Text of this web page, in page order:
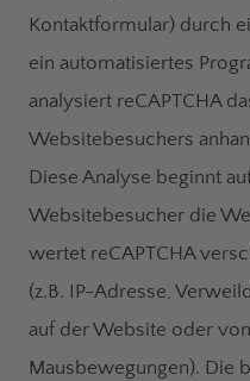
Kontaktformular) durch
ein automatisiertes
analysiert reCAPTCHA
Websitebesuchers
Diese Analyse beginnt
Websitebesucher die
wertet reCAPTCHA
(z.B. IP-Adresse,
auf der Website oder
Mausbewegungen). Die